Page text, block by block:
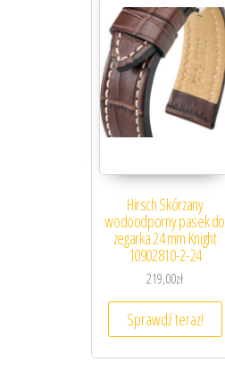
Hirsch Skórzany
wodoodporny pasek do
zegarka 24 mm Knight
10902810-2-24
219,00zł
Sprawdź teraz!